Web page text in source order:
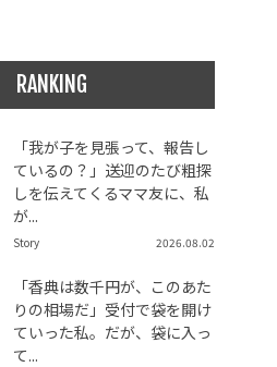
RANKING
「我が子を見張って、報告し
ているの？」送迎のたび粗探
しを伝えてくるママ友に、私
が...
Story 2026.08.02
「香典は数千円が、このあた
りの相場だ」受付で袋を開け
ていった私。だが、袋に入っ
て...